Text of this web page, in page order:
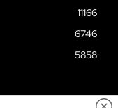
11166
6746
5858